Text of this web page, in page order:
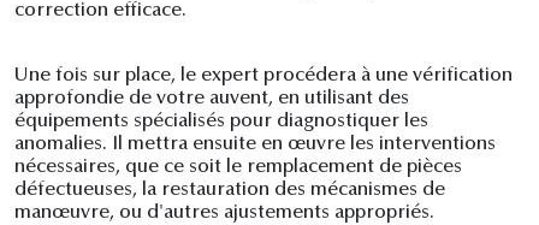
correction efficace.
Une fois sur place, le expert procédera à une vérification
approfondie de votre auvent, en utilisant des
équipements spécialisés pour diagnostiquer les
anomalies. Il mettra ensuite en œuvre les interventions
nécessaires, que ce soit le remplacement de pièces
défectueuses, la restauration des mécanismes de
manœuvre, ou d'autres ajustements appropriés.